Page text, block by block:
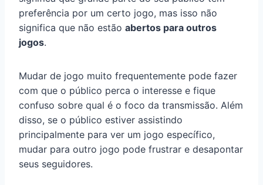
preferência por um certo jogo, mas isso não
significa que não estão abertos para outros
jogos.
Mudar de jogo muito frequentemente pode fazer
com que o público perca o interesse e fique
confuso sobre qual é o foco da transmissão. Além
disso, se o público estiver assistindo
principalmente para ver um jogo específico,
mudar para outro jogo pode frustrar e desapontar
seus seguidores.